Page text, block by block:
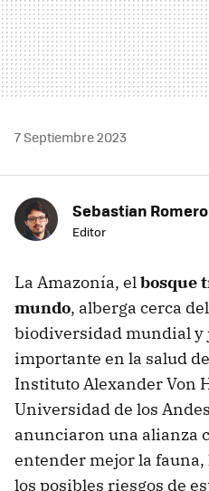
7 Septiembre 2023
Sebastian Romero
Editor
La Amazonía, elbosque
mundo, alberga cerca
biodiversidad mundial y
importante en la salud
Instituto Alexander Von
Universidad de los
anunciaron una alianza
entender mejor la fauna,
los posibles riesgos de